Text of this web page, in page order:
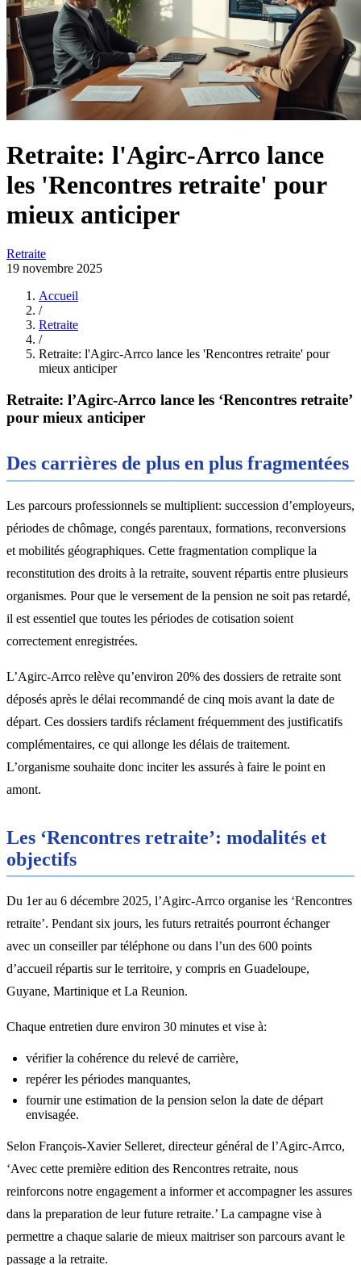
Retraite: l'Agirc-Arrco lance
les 'Rencontres retraite' pour
mieux anticiper
Retraite
19 novembre 2025
Accueil
/
Retraite
/
Retraite: l'Agirc-Arrco lance les 'Rencontres retraite' pour
mieux anticiper
Retraite: l’Agirc-Arrco lance les ‘Rencontres retraite’
pour mieux anticiper
Des carrières de plus en plus fragmentées
Les parcours professionnels se multiplient: succession d’employeurs,
périodes de chômage, congés parentaux, formations, reconversions
et mobilités géographiques. Cette fragmentation complique la
reconstitution des droits à la retraite, souvent répartis entre plusieurs
organismes. Pour que le versement de la pension ne soit pas retardé,
il est essentiel que toutes les périodes de cotisation soient
correctement enregistrées.
L’Agirc-Arrco relève qu’environ 20% des dossiers de retraite sont
déposés après le délai recommandé de cinq mois avant la date de
départ. Ces dossiers tardifs réclament fréquemment des justificatifs
complémentaires, ce qui allonge les délais de traitement.
L’organisme souhaite donc inciter les assurés à faire le point en
amont.
Les ‘Rencontres retraite’: modalités et
objectifs
Du 1er au 6 décembre 2025, l’Agirc-Arrco organise les ‘Rencontres
retraite’. Pendant six jours, les futurs retraités pourront échanger
avec un conseiller par téléphone ou dans l’un des 600 points
d’accueil répartis sur le territoire, y compris en Guadeloupe,
Guyane, Martinique et La Reunion.
Chaque entretien dure environ 30 minutes et vise à:
vérifier la cohérence du relevé de carrière,
repérer les périodes manquantes,
fournir une estimation de la pension selon la date de départ
envisagée.
Selon François-Xavier Selleret, directeur général de l’Agirc-Arrco,
‘Avec cette première edition des Rencontres retraite, nous
reinforcons notre engagement a informer et accompagner les assures
dans la preparation de leur future retraite.’ La campagne vise à
permettre a chaque salarie de mieux maitriser son parcours avant le
passage a la retraite.